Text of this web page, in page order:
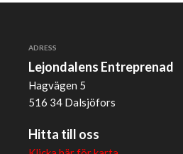
ADRESS
Lejondalens Entreprenad
Hagvägen 5
516 34 Dalsjöfors
Hitta till oss